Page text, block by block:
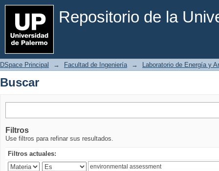
Repositorio de la
Buscar
DSpace Principal → Facultad de Ingeniería → Laboratorio de Energía y
Buscar
Filtros
Use filtros para refinar sus resultados.
Filtros actuales: